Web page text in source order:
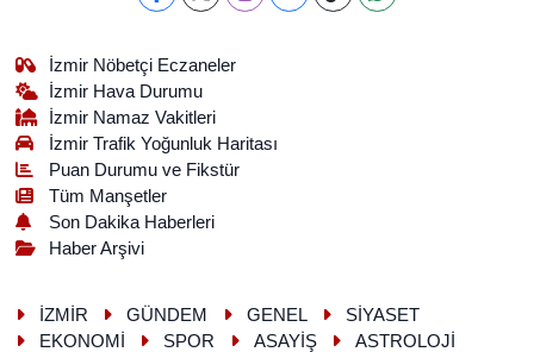
İzmir Nöbetçi Eczaneler
İzmir Hava Durumu
İzmir Namaz Vakitleri
İzmir Trafik Yoğunluk Haritası
Puan Durumu ve Fikstür
Tüm Manşetler
Son Dakika Haberleri
Haber Arşivi
İZMİR GÜNDEM GENEL
SİYASET
EKONOMİ
SPOR ASAYİŞ ASTROLOJİ